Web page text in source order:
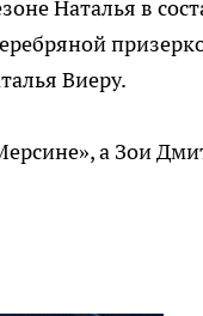
Наталья в
Виеру.
а Зои